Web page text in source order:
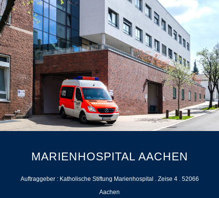
MARIENHOSPITAL AACHEN
Auftraggeber : Katholische Stiftung Marienhospital . Zeise 4 . 52066
Aachen